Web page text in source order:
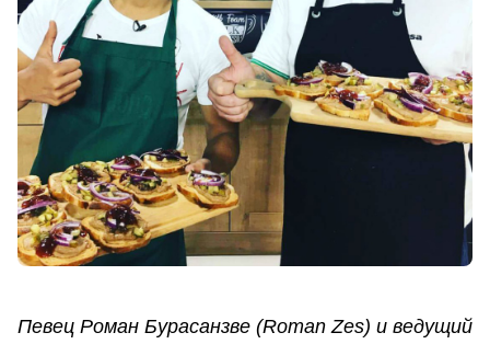
Певец Роман Бурасанзве (Roman Zes) и ведущий